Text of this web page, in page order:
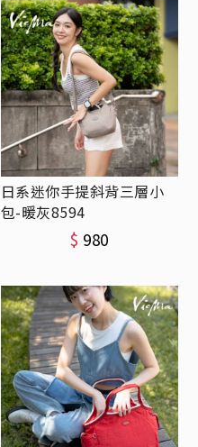
日系迷你手提斜背三層小
包-暖灰8594
$ 980